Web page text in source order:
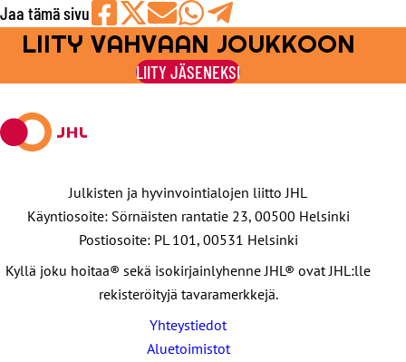
Jaa tämä sivu
Jaa
Facebookissa
Jaa
viestipalvelu
X:ssä
Jaa
sähköpostilla
Jaa
WhatsAppilla
Jaa
Telegramilla
LIITY VAHVAAN JOUKKOON
LIITY JÄSENEKSI
Julkisten ja hyvinvointialojen liitto JHL
Käyntiosoite: Sörnäisten rantatie 23, 00500 Helsinki
Postiosoite: PL 101, 00531 Helsinki
Kyllä joku hoitaa® sekä isokirjainlyhenne JHL® ovat JHL:lle
rekisteröityjä tavaramerkkejä.
Yhteystiedot
Aluetoimistot